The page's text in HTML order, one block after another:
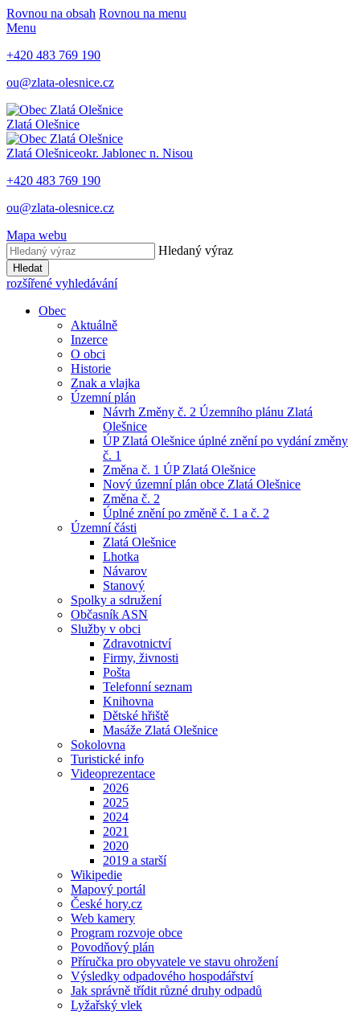
Rovnou na obsah Rovnou na menu
Menu
+420 483 769 190
ou@zlata-olesnice.cz
Zlatá Olešnice
Zlatá Olešniceokr. Jablonec n. Nisou
+420 483 769 190
ou@zlata-olesnice.cz
Mapa webu
Hledaný výraz
Hledat
rozšířené vyhledávání
Obec
Aktuálně
Inzerce
O obci
Historie
Znak a vlajka
Územní plán
Návrh Změny č. 2 Územního plánu Zlatá
Olešnice
ÚP Zlatá Olešnice úplné znění po vydání změny
č. 1
Změna č. 1 ÚP Zlatá Olešnice
Nový územní plán obce Zlatá Olešnice
Změna č. 2
Úplné znění po změně č. 1 a č. 2
Územní části
Zlatá Olešnice
Lhotka
Návarov
Stanový
Spolky a sdružení
Občasník ASN
Služby v obci
Zdravotnictví
Firmy, živnosti
Pošta
Telefonní seznam
Knihovna
Dětské hřiště
Masáže Zlatá Olešnice
Sokolovna
Turistické info
Videoprezentace
2026
2025
2024
2021
2020
2019 a starší
Wikipedie
Mapový portál
České hory.cz
Web kamery
Program rozvoje obce
Povodňový plán
Příručka pro obyvatele ve stavu ohrožení
Výsledky odpadového hospodářství
Jak správně třídit různé druhy odpadů
Lyžařský vlek